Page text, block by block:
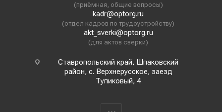
(приёмная, общие вопросы)
kadr@optorg.ru
(отдел кадров по трудоустройству)
akt_sverki@optorg.ru
(для актов сверки)
Ставропольский край, Шпаковский
район, с. Верхнерусское, заезд
Тупиковый, 4